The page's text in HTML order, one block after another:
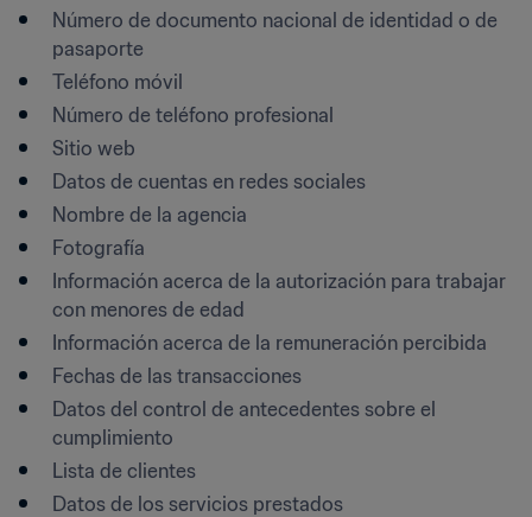
Número de documento nacional de identidad o de
pasaporte
Teléfono móvil
Número de teléfono profesional
Sitio web
Datos de cuentas en redes sociales
Nombre de la agencia
Fotografía
Información acerca de la autorización para trabajar
con menores de edad
Información acerca de la remuneración percibida
Fechas de las transacciones
Datos del control de antecedentes sobre el
cumplimiento
Lista de clientes
Datos de los servicios prestados